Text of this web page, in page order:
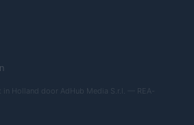
Holland door AdHub Media S.r.l. — REA-